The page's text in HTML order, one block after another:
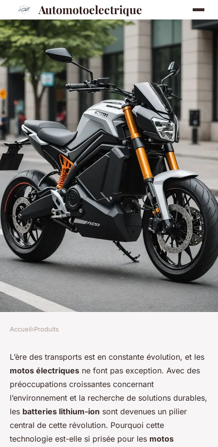
Automotoelectrique
Quels sont les avantages des
batteries lithium-ion pour les
motos électriques?
Raphaël•9 septembre 2024 •6 min de lecture
Accueil›Produits
L’ère des transports est en constante évolution, et les
motos électriques ne font pas exception. Avec des
préoccupations croissantes concernant
l’environnement et la recherche de solutions durables,
les batteries lithium-ion sont devenues un pilier
central de cette révolution. Pourquoi cette
technologie est-elle si prisée pour les motos